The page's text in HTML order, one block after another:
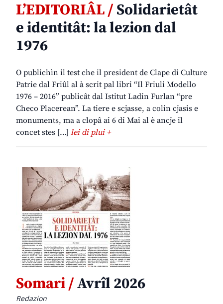
L’EDITORIÂL /Solidarietât
e identitât: la lezion dal
1976
O publichìn il test che il president de Clape di Culture
Patrie dal Friûl al à scrit pal libri “Il Friuli Modello
1976 – 2016” publicât dal Istitut Ladin Furlan “pre
Checo Placerean”. La tiere e scjasse, a colin cjasis e
monuments, ma a clopâ ai 6 di Mai al è ancje il
concet stes […] lei di plui +
Somari /Avrîl 2026
Redazion